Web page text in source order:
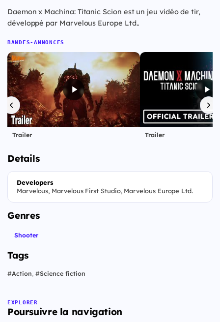
Daemon x Machina: Titanic Scion est un jeu vidéo de tir,
développé par Marvelous Europe Ltd..
BANDES-ANNONCES
Trailer Trailer
Details
Developers
Marvelous, Marvelous First Studio, Marvelous Europe Ltd.
Genres
Shooter
Tags
#Action, #Science fiction
EXPLORER
Poursuivre la navigation